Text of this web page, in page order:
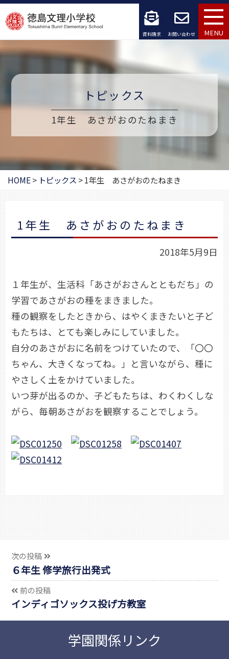
コ
ン
テ
へ
ッ
プ
資料請求 お問い合わせ MENU
トピックス
1年生 あさがおのたねまき
HOME> トピックス >1年生 あさがおのたねまき
1年生 あさがおのたねまき
2018年5月9日
１年生が、生活科「あさがおさんとともだち」の
学習であさがおの種をまきました。
種の観察をしたときから、はやくまきたいと子ど
もたちは、とても楽しみにしていました。
自分のあさがおに名前をつけていたので、「〇〇
ちゃん、大きくなってね。」と言いながら、種に
やさしく土をかけていました。
いつ芽が出るのか、子どもたちは、わくわくしな
がら、毎朝あさがおを観察することでしょう。
次の投稿
６年生 修学旅行出発式
前の投稿
インディゴソックス投げ方教室
学園関係リンク